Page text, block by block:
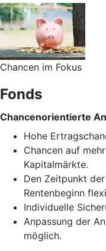
Chancen im Fokus
Fonds
Chancenorientierte
Hohe
Chancen auf
Kapitalmärkte.
Den Zeitpunkt
Rentenbeginn
Individuelle
Anpassung der
möglich.